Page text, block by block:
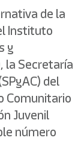
de la
Instituto
y
la Secretaría
del
Comunitario
Juvenil
número